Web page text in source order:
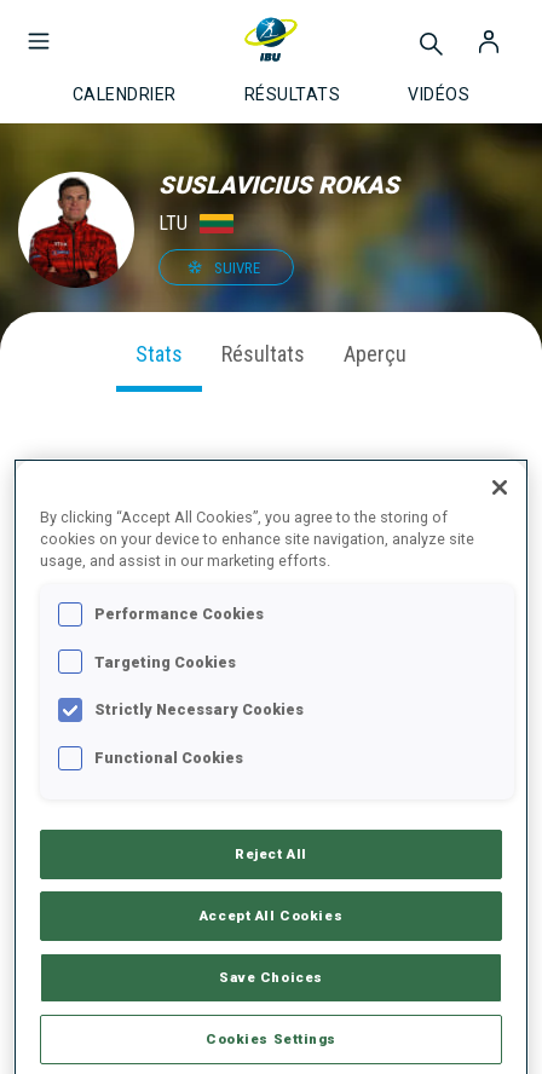
CALENDRIER RÉSULTATS VIDÉOS
SUSLAVICIUS ROKAS
LTU
SUIVRE
Stats Résultats Aperçu
2025/2026
MOYENNE DE PERFORMANCE
TIR COUCHÉ
Données non disponibles
Données non disponibles
By clicking “Accept All Cookies”, you agree to the storing of
cookies on your device to enhance site navigation, analyze site
usage, and assist in our marketing efforts.
Performance Cookies
Targeting Cookies
Strictly Necessary Cookies
Functional Cookies
Reject All
Accept All Cookies
Save Choices
Cookies Settings